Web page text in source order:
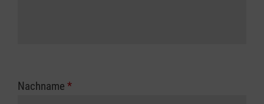
Nachname *